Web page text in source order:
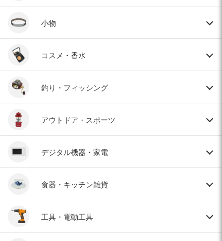
小物
コスメ・香水
釣り・フィッシング
アウトドア・スポーツ
デジタル機器・家電
食器・キッチン雑貨
工具・電動工具